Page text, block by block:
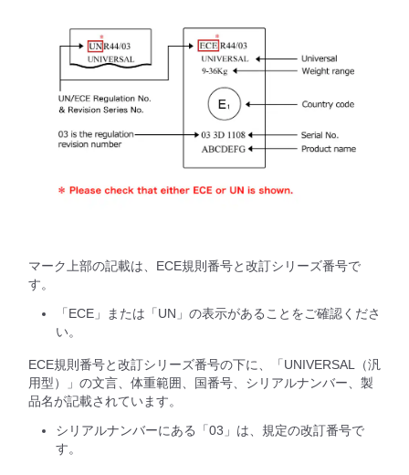
マーク上部の記載は、ECE規則番号と改訂シリーズ番号で
す。
「ECE」または「UN」の表示があることをご確認くださ
い。
ECE規則番号と改訂シリーズ番号の下に、「UNIVERSAL（汎
用型）」の文言、体重範囲、国番号、シリアルナンバー、製
品名が記載されています。
シリアルナンバーにある「03」は、規定の改訂番号で
す。